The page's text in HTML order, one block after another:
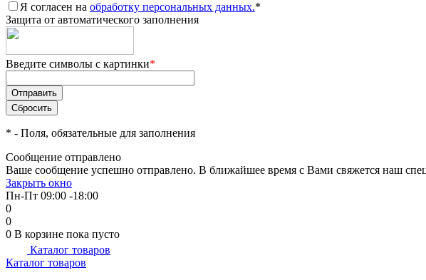
Я согласен на обработку персональных данных.*
Защита от автоматического заполнения
Введите символы с картинки*
* - Поля, обязательные для заполнения
Сообщение отправлено
Ваше сообщение успешно отправлено. В ближайшее время с Вами свяжется наш
Закрыть окно
Пн-Пт 09:00 -18:00
0
0
0 В корзине пока пусто
Каталог товаров
Каталог товаров
25% картой